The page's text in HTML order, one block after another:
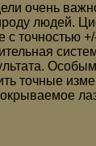
очень
людей.
с
точные